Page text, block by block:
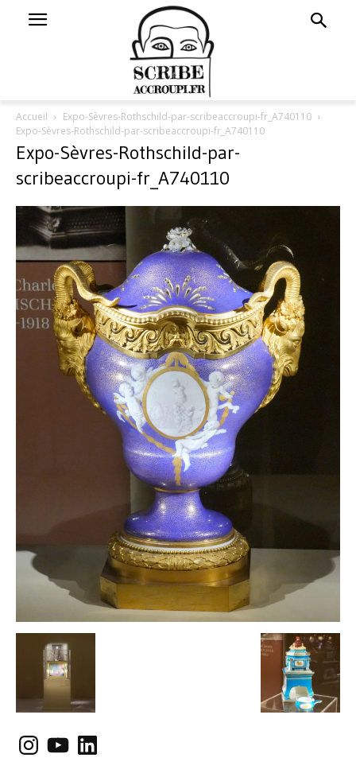
Accueil
Expo-Sèvres-Rothschild-par-scribeaccroupi-fr_A740110
Expo-Sèvres-Rothschild-par-scribeaccroupi-fr_A740110
Expo-Sèvres-Rothschild-par-
scribeaccroupi-fr_A740110
Instagram
YouTubeLinkedIn